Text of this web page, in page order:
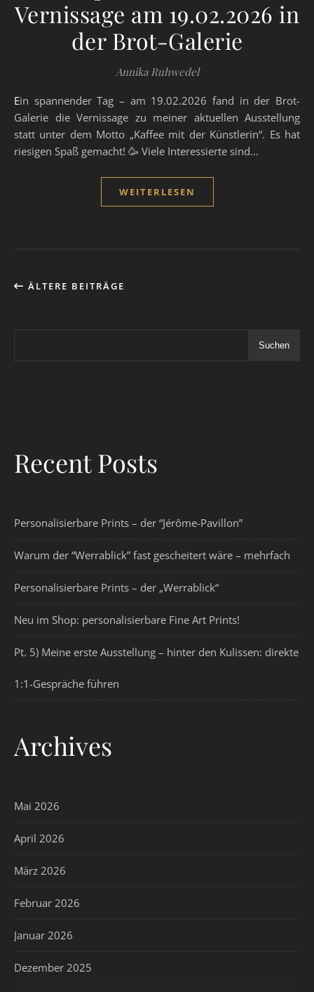
Vernissage am 19.02.2026 in
der Brot-Galerie
Annika Ruhwedel
Ein spannender Tag – am 19.02.2026 fand in der Brot-
Galerie die Vernissage zu meiner aktuellen Ausstellung
statt unter dem Motto „Kaffee mit der Künstlerin“. Es hat
riesigen Spaß gemacht! 🥳 Viele Interessierte sind…
WEITERLESEN
ÄLTERE BEITRÄGE
Suchen
Recent Posts
Personalisierbare Prints – der “Jérôme-Pavillon”
Warum der “Werrablick” fast gescheitert wäre – mehrfach
Personalisierbare Prints – der „Werrablick“
Neu im Shop: personalisierbare Fine Art Prints!
Pt. 5) Meine erste Ausstellung – hinter den Kulissen: direkte
1:1-Gespräche führen
Archives
Mai 2026
April 2026
März 2026
Februar 2026
Januar 2026
Dezember 2025